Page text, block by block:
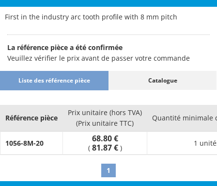
First in the industry arc tooth profile with 8 mm pitch
La référence pièce a été confirmée
Veuillez vérifier le prix avant de passer votre commande
Liste des référence pièce Catalogue
Référence pièce
Prix unitaire (hors TVA)
(Prix unitaire TTC)
Quantité minimale
1056-8M-20 68.80 €
( 81.87 € )
1
1